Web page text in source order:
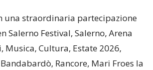
una straordinaria partecipazione
Salerno Festival, Salerno, Arena
Musica, Cultura, Estate 2026,
Rancore, Mari Froes la